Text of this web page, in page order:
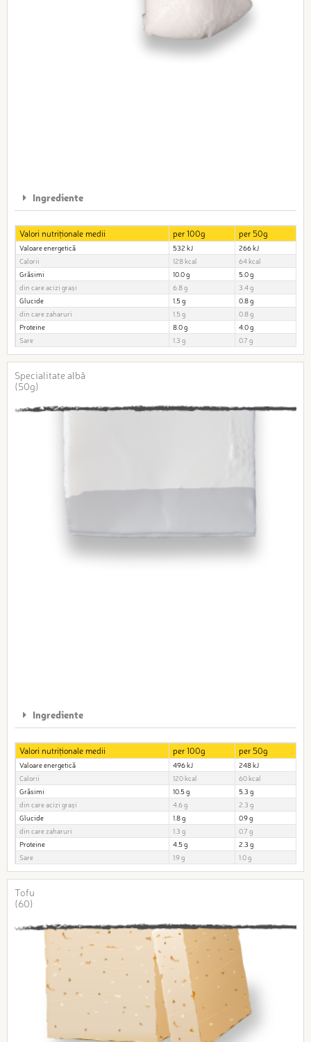
Ingrediente
Valori nutriționale medii per 100g per 50g
Valoare energetică 532 kJ
266 kJ
Calorii
128 kcal
64 kcal
Grăsimi
10.0 g
5.0 g
din care acizi grași
6.8 g
3.4 g
Glucide
1.5 g
0.8 g
din care zaharuri
1.5 g
0.8 g
Proteine
8.0 g
4.0 g
Sare
1.3 g 0.7 g
Specialitate albă
(50g)
Ingrediente
Valori nutriționale medii per 100g per 50g
Valoare energetică 496 kJ
248 kJ
Calorii
120 kcal
60 kcal
Grăsimi
10.5 g
5.3 g
din care acizi grași
4.6 g
2.3 g
Glucide
1.8 g
0.9 g
din care zaharuri
1.3 g
0.7 g
Proteine
4.5 g
2.3 g
Sare
1.9 g 1.0 g
Tofu
(60)